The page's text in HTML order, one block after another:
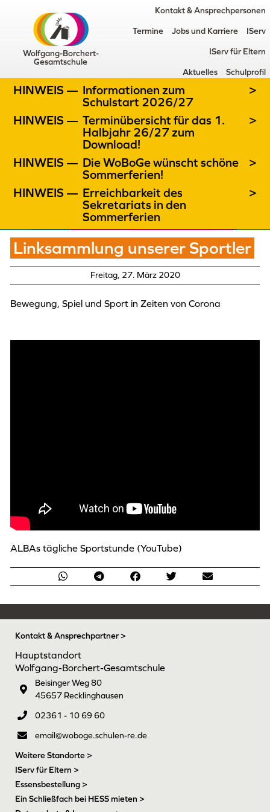
Wolfgang-Borchert-
Gesamtschule
Kontakt & Ansprechpersonen
Termine Jobs und Karriere IServ
IServ für Eltern
Aktuelles Schulprofil
HINWEIS — Informationen zum
Schulstart 2026/27
>
HINWEIS — Terminübersicht für das 1.
Halbjahr 26/27 zum
Download!
>
HINWEIS — Die WoBoGe wünscht schöne
Sommerferien!
>
HINWEIS — Erreichbarkeit des
Sekretariats in den
Sommerferien
>
Linksammlung unserer Sportler
Freitag, 27. März 2020
Bewegung, Spiel und Sport in Zeiten von Corona
ALBAs tägliche Sportstunde (YouTube)
Kontakt & Ansprechpartner >
Hauptstandort
Wolfgang-Borchert-Gesamtschule
Beisinger Weg 80
45657 Recklinghausen
02361 - 10 69 60
email@woboge.schulen-re.de
Weitere Standorte >
IServ für Eltern >
Essensbestellung >
Ein Schließfach bei HESS mieten >